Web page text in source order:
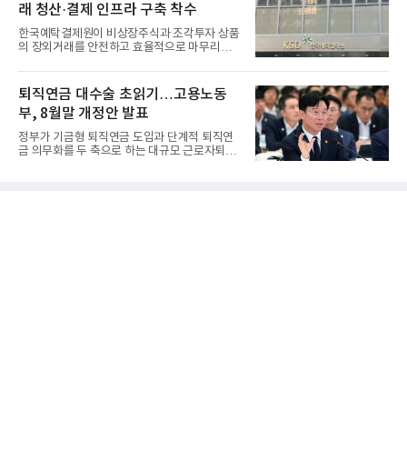
래 청산·결제 인프라 구축 착수
한국예탁결제원이 비상장주식과 조각투자 상품
의 장외거래를 안전하고 효율적으로 마무리하기
퇴직연금 대수술 초읽기…고용노동
부, 8월말 개정안 발표
정부가 기금형 퇴직연금 도입과 단계적 퇴직연
금 의무화를 두 축으로 하는 대규모 근로자퇴직